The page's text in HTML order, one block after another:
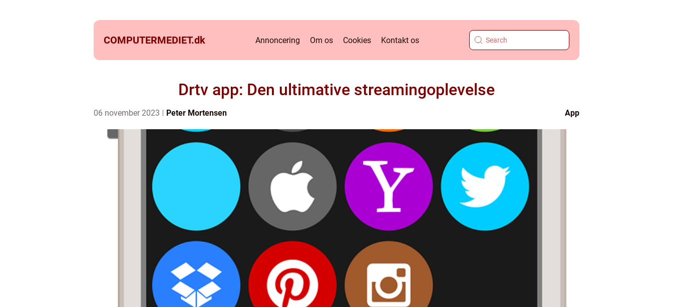
COMPUTERMEDIET.dk Annoncering Om os Cookies Kontakt os
Drtv app: Den ultimative streamingoplevelse
06 november 2023 Peter Mortensen App